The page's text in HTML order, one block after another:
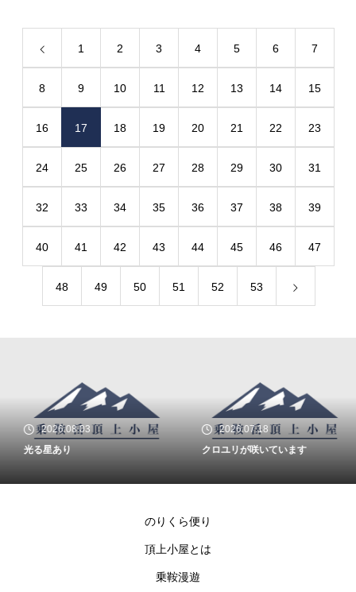
1 2 3 4 5 6 7
8 9 10 11 12 13 14 15
16 17 18 19 20 21 22 23
24 25 26 27 28 29 30 31
32 33 34 35 36 37 38 39
40 41 42 43 44 45 46 47
48 49 50 51 52 53
2026.08.03
光る星あり
2026.07.18
クロユリが咲いています
のりくら便り
頂上小屋とは
乗鞍漫遊